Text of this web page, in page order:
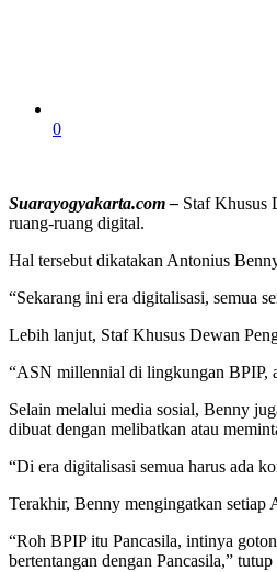
0
Suarayogyakarta.com – Staf Khusus
ruang-ruang digital.
Hal tersebut dikatakan Antonius
“Sekarang ini era digitalisasi, semua
Lebih lanjut, Staf Khusus Dewan
“ASN millennial di lingkungan BPIP,
Selain melalui media sosial, Benny
dibuat dengan melibatkan atau
“Di era digitalisasi semua harus ada
Terakhir, Benny mengingatkan setiap
“Roh BPIP itu Pancasila, intinya
bertentangan dengan Pancasila,”